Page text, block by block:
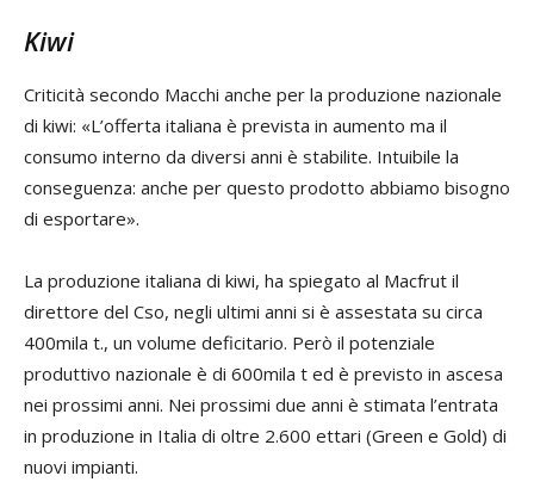
Kiwi
Criticità secondo Macchi anche per la produzione nazionale
di kiwi: «L’offerta italiana è prevista in aumento ma il
consumo interno da diversi anni è stabilite. Intuibile la
conseguenza: anche per questo prodotto abbiamo bisogno
di esportare».
La produzione italiana di kiwi, ha spiegato al Macfrut il
direttore del Cso, negli ultimi anni si è assestata su circa
400mila t., un volume deficitario. Però il potenziale
produttivo nazionale è di 600mila t ed è previsto in ascesa
nei prossimi anni. Nei prossimi due anni è stimata l’entrata
in produzione in Italia di oltre 2.600 ettari (Green e Gold) di
nuovi impianti.